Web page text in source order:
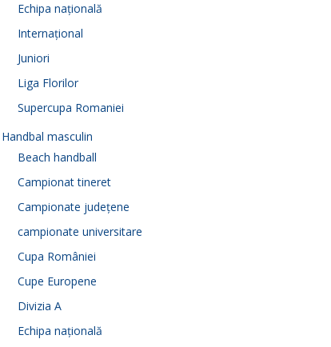
Echipa națională
Internațional
Juniori
Liga Florilor
Supercupa Romaniei
Handbal masculin
Beach handball
Campionat tineret
Campionate județene
campionate universitare
Cupa României
Cupe Europene
Divizia A
Echipa națională